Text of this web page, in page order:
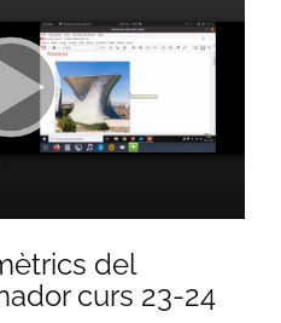
del
curs 23-24